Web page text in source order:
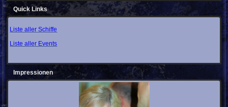
Quick Links
Liste aller Schiffe
Liste aller Events
Impressionen